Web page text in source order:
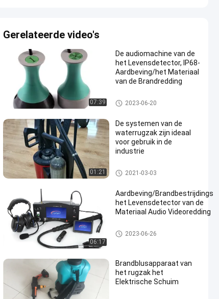
Gerelateerde video's
07:39
De audiomachine van de
het Levensdetector, IP68-
Aardbeving/het Materiaal
van de Brandredding
Brandbestrijding apparatuur
2023-06-20
01:21
De systemen van de
waterrugzak zijn ideaal
voor gebruik in de
industrie
Brandbestrijding apparatuur
2021-03-03
06:17
Aardbeving/Brandbestrijdings
het Levensdetector van de
Materiaal Audio Videoredding
Brandbestrijding apparatuur
2023-06-26
Brandblusapparaat van
het rugzak het
Elektrische Schuim